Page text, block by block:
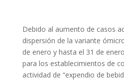
Debido al aumento de casos
dispersión de la variante
de enero y hasta el 31 de
para los establecimientos de
actividad de “expendio de